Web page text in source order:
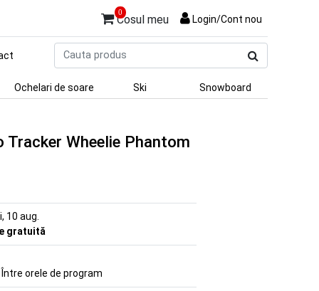
0
Cosul meu Login/Cont nou
produs
Ochelari de soare Ski Snowboard
Wheelie Phantom
10 aug.
gratuită
orele de program